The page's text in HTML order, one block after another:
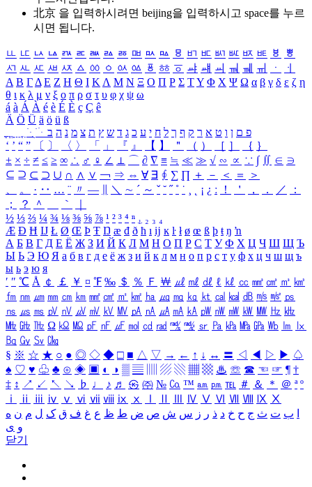
北京 을 입력하시려면 beijing을 입력하시고 space를 누르
시면 됩니다.
ㅥ ㅦ ㅧ ㅨ ㅩ ㅪ ㅫ ㅬ ㅭ ㅮ ㅯ ㅰ ㅱ ㅲ ㅳ ㅴ ㅵ ㅶ ㅷ ㅸ
ㅹ
ㅺ ㅻ ㅼ ㅽ ㅾ ㅿ ㆀ ㆁ ㆂ ㆃ ㆄ ㆅ ㆆ ㆇ ㆈ ㆉ ㆊ ㆋ ㆌ ㆍ
ㆎ
Α Β ΓΔ Ε Ζ Η Θ Ι ΚΛ Μ Ν Ξ Ο Π Ρ Σ ΤΥ Φ Χ Ψ Ω α β γ δ ε ζ η
θ ι κ λ μ ν ξ ο π ρ σ τ υ φ χ ψ ω
á à Á À é è É È ç Ç ê
Ä Ö Ü ä ö ü ß
ִֶֹ ֻּ ׁׂ פ ם ן ו ט א ר ק ף ך ל ח י ע כ ג ד ש ץ ת צ מ נ ה ב
‘ ’ “ ” 〔 〕 〈 〉 「 」 『 』 【 】 ＂ （ ） ［ ］ ｛ ｝
± × ÷ ≠ ≤ ≥ ∞ ∴ ♂ ♀ ∠ ⊥ ⌒ ∂ ∇ ≡ ≒ ≪ ≫ √ ∽ ∝ ∵ ∫ ∬ ∈ ∋
⊆ ⊇ ⊂ ⊃ ∪ ∩ ∧ ∨ ￢ ⇒ ⇔ ∀ ∃ ∮ ∑ ∏ ＋ － ＜ ＝
＞
、
。 · ‥ … ¨ 〃 ― ＼ ∼ ´ ～ ˇ ˘ ˝ ˚ ˙ ¸ ¡ ¿ ː ！ ＇ ， ． ／
：
；
？ ＾ ｀
½ ⅓ ⅔ ¼ ¾ ⅛ ⅜ ⅝ ⅞ ¹ ² ³ ⁴ ⁿ ₁ ₂ ₃ ₄
Æ Ð Ħ Ĳ Ł Ø Œ Þ Ŧ Ŋ æ đ ð ħ ı ĳ ĸ ŀ ł ø œ ß þ ŧ ŋ ŉ
А Б В Г Д Е Ё Ж З И Й К Л М Н О П Р С Т У Ф Х Ц Ч Ш Щ Ъ
Ы Ь Э Ю Я а б в г д е ё ж з и й к л м н о п р с т у ф х ц ч ш щ ъ
ы ь э ю я
′ ″ ℃ Å ￠ ￡ ￥ ¤ ℉ ‰ ＄ ％ Ｆ ￦ ㎕ ㎖ ㎗ ℓ ㎘ ㏄ ㎣ ㎤ ㎥ ㎦
㎙ ㎚ ㎛ ㎜ ㎝ ㎞ ㎟ ㎠ ㎡ ㎢ ㏊ ㎍ ㎎ ㎏ ㏏ ㎈ ㎉ ㏈ ㎧ ㎨ ㎰
㎱ ㎲ ㎳ ㎴ ㎵ ㎶ ㎷ ㎸ ㎹ ㎀ ㎁ ㎂ ㎃ ㎄ ㎺ ㎻ ㎽ ㎾ ㎿ ㎐ ㎑
㎒ ㎓ ㎔ Ω ㏀ ㏁ ㎊ ㎋ ㎌ ㏖ ㏅ ㎭ ㎮ ㎯ ㏛ ㎩ ㎪ ㎫ ㎬ ㏝ ㏐
㏓
㏃ ㏉ ㏜ ㏆
§ ※ ☆ ★ ○ ● ◎ ◇ ◆ □ ■ △ ▽ → ← ↑ ↓ ↔ 〓 ◁ ◀ ▷ ▶ ♤
♠ ♡ ♥ ♧ ♣ ⊙ ◈ ▣ ◐ ◑ ▒ ▤ ▨ ▧ ▦ ▩ ♨ ☏ ☎ ☜ ☞ ¶ †
‡ ↕ ↗ ↙ ↖ ↘ ♭ ♩ ♪ ♬ ㉿ ㈜ № ㏇ ™ ㏂ ㏘ ℡ ＃ ＆ ＊ ＠ ª º
ⅰ
ⅱ ⅲ ⅳ ⅴ ⅵ ⅶ ⅷ ⅸ ⅹ Ⅳ Ⅴ Ⅵ Ⅶ Ⅷ Ⅸ Ⅹ
ب ت ث ج ح خ د ذ ر ز س ش ص ض ط ظ ع غ ف ق ک ل م ن ه
و ی
닫기